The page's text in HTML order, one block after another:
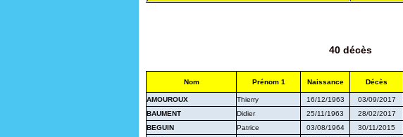
40 décès
Nom Prénom 1 Naissance Décès
AMOUROUX Thierry 16/12/1963 03/09/2017
BAUMENT
Didier 25/11/1963 28/02/2017
BEGUIN
Patrice 03/08/1964 30/11/2015